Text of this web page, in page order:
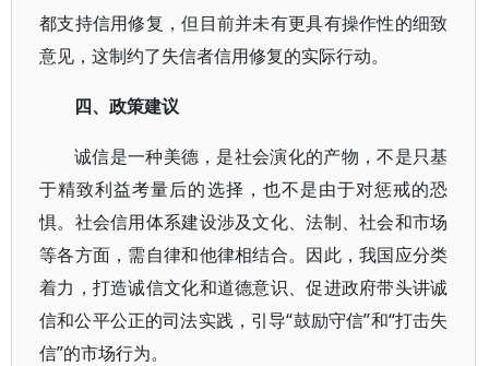
都支持信用修复，但目前并未有更具有操作性的细致
意见，这制约了失信者信用修复的实际行动。
四、政策建议
诚信是一种美德，是社会演化的产物，不是只基
于精致利益考量后的选择，也不是由于对惩戒的恐
惧。社会信用体系建设涉及文化、法制、社会和市场
等各方面，需自律和他律相结合。因此，我国应分类
着力，打造诚信文化和道德意识、促进政府带头讲诚
信和公平公正的司法实践，引导“鼓励守信”和“打击失
信”的市场行为。